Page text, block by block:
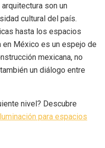
son un
cultural del país.
hasta los espacios
en México es un espejo de
mexicana, no
un diálogo entre
nivel? Descubre
para espacios